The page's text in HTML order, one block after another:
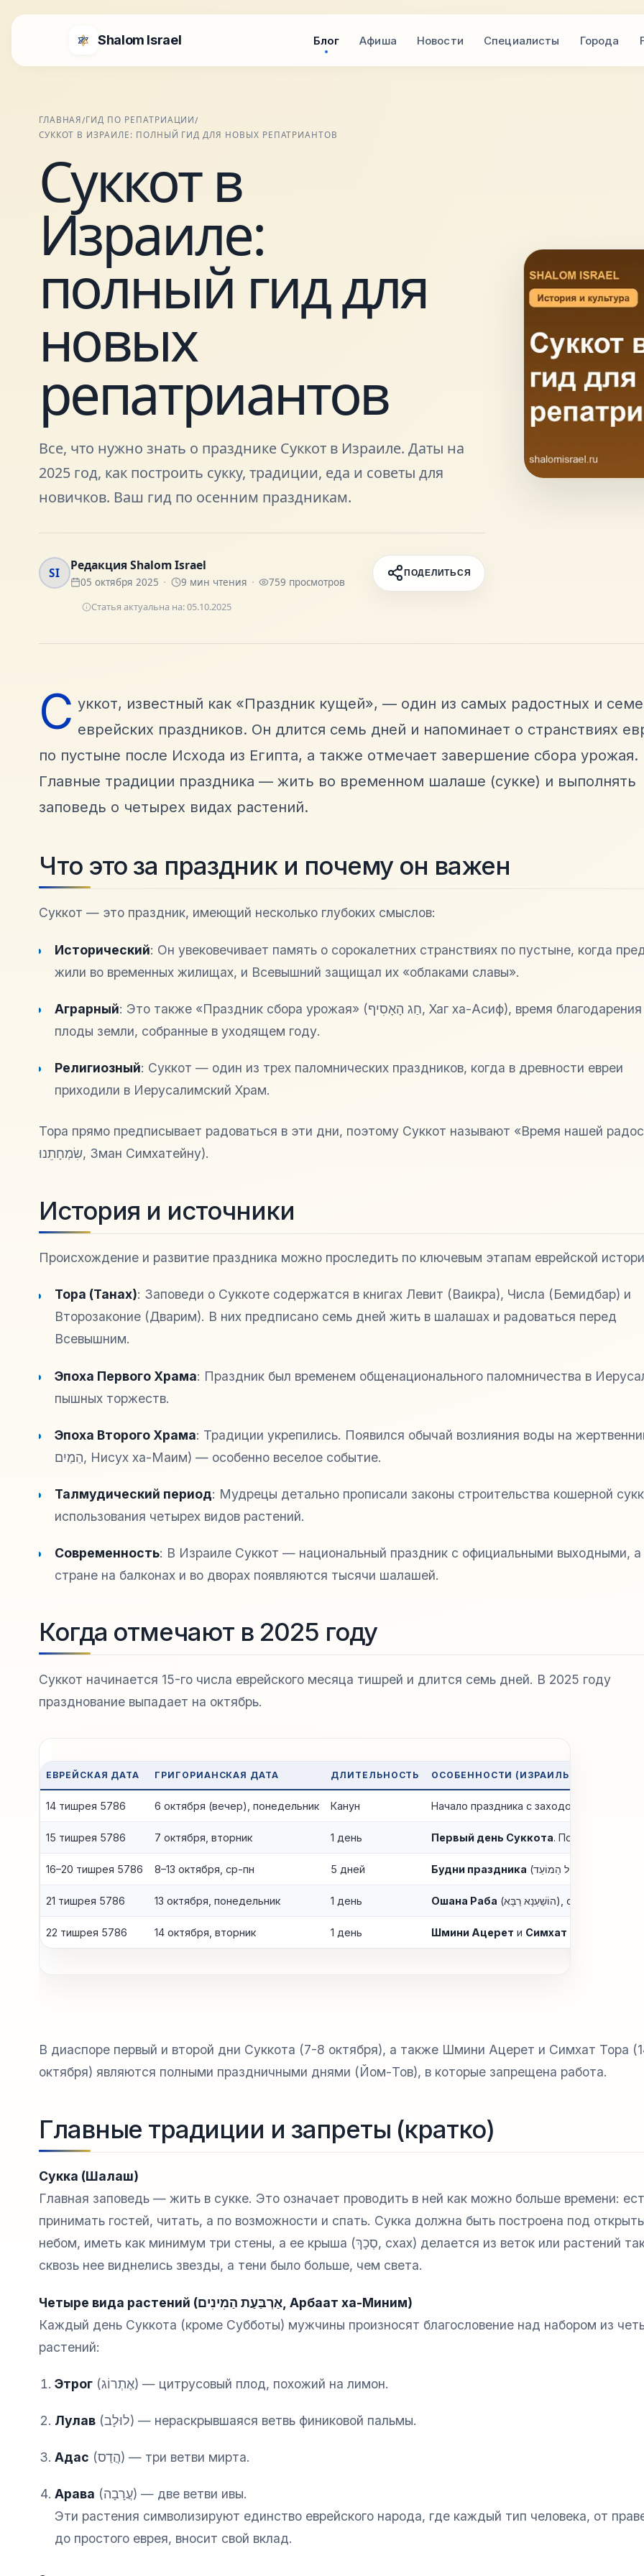
Shalom Israel Блог Афиша Новости Специалисты Города
ГЛАВНАЯ/ГИД ПО РЕПАТРИАЦИИ/
СУККОТ В ИЗРАИЛЕ: ПОЛНЫЙ ГИД ДЛЯ НОВЫХ РЕПАТРИАНТОВ
Суккот в
Израиле:
полный гид для
новых
репатриантов
Все, что нужно знать о празднике Суккот в Израиле. Даты на
2025 год, как построить сукку, традиции, еда и советы для
новичков. Ваш гид по осенним праздникам.
SI Редакция Shalom Israel
05 октября 2025 9 мин чтения 759 просмотров
ПОДЕЛИТЬСЯ
Статья актуальна на:05.10.2025
С уккот, известный как «Праздник кущей», — один из самых радостных и
еврейских праздников. Он длится семь дней и напоминает о странствиях
по пустыне после Исхода из Египта, а также отмечает завершение сбора урожая.
Главные традиции праздника — жить во временном шалаше (сукке) и выполнять
заповедь о четырех видах растений.
Что это за праздник и почему он важен
Суккот — это праздник, имеющий несколько глубоких смыслов:
Исторический: Он увековечивает память о сорокалетних странствиях по пустыне, когда
жили во временных жилищах, и Всевышний защищал их «облаками славы».
Аграрный: Это также «Праздник сбора урожая» (חַג הָאָסִיף,Хаг ха-Асиф), время благодарения
плоды земли, собранные в уходящем году.
Религиозный: Суккот — один из трех паломнических праздников, когда в древности евреи
приходили в Иерусалимский Храм.
Тора прямо предписывает радоваться в эти дни, поэтому Суккот называют «Время нашей
שִׂמְחָתֵנוּ, Зман Симхатейну).
История и источники
Происхождение и развитие праздника можно проследить по ключевым этапам еврейской
Тора (Танах): Заповеди о Суккоте содержатся в книгах Левит (Ваикра), Числа (Бемидбар) и
Второзаконие (Дварим). В них предписано семь дней жить в шалашах и радоваться перед
Всевышним.
Эпоха Первого Храма: Праздник был временем общенационального паломничества в
пышных торжеств.
Эпоха Второго Храма: Традиции укрепились. Появился обычай возлияния воды на
הַמַיִם, Нисух ха-Маим) — особенно веселое событие.
Талмудический период: Мудрецы детально прописали законы строительства кошерной
использования четырех видов растений.
Современность: В Израиле Суккот — национальный праздник с официальными выходными, а
стране на балконах и во дворах появляются тысячи шалашей.
Когда отмечают в 2025 году
Суккот начинается 15-го числа еврейского месяца тишрей и длится семь дней. В 2025 году
празднование выпадает на октябрь.
ЕВРЕЙСКАЯ ДАТА ГРИГОРИАНСКАЯ ДАТА ДЛИТЕЛЬНОСТЬ ОСОБЕННОСТИ (ИЗРАИЛЬ / ДИАСПОРА)
14 тишрея 5786 6 октября (вечер), понедельник Канун Начало праздника с заходом солнца,
15 тишрея 5786 7 октября, вторник 1 день Первый день Суккота. Полный
16–20 тишрея 5786 8–13 октября, ср-пн 5 дней Будни праздника (חוֹל הַמוֹעֵד
21 тишрея 5786 13 октября, понедельник 1 день Ошана Раба (הוֹשַׁעְנָא רַבָּא), седьмой день
22 тишрея 5786 14 октября, вторник 1 день Шмини Ацерет и Симхат Тора
В диаспоре первый и второй дни Суккота (7-8 октября), а также Шмини Ацерет и Симхат Тора
октября) являются полными праздничными днями (Йом-Тов), в которые запрещена работа.
Главные традиции и запреты (кратко)
Сукка (Шалаш)
Главная заповедь — жить в сукке. Это означает проводить в ней как можно больше времени:
принимать гостей, читать, а по возможности и спать. Сукка должна быть построена под
небом, иметь как минимум три стены, а ее крыша (סְכָךְ, схах) делается из веток или растений
сквозь нее виднелись звезды, а тени было больше, чем света.
Четыре вида растений (אַרְבַּעַת הַמִינִים, Арбаат ха-Миним)
Каждый день Суккота (кроме Субботы) мужчины произносят благословение над набором из
растений:
Этрог (אֶתְרוֹג) — цитрусовый плод, похожий на лимон.
Лулав (לוּלָב) — нераскрывшаяся ветвь финиковой пальмы.
Адас (הֲדַס) — три ветви мирта.
Арава (עֲרָבָה) — две ветви ивы.
Эти растения символизируют единство еврейского народа, где каждый тип человека, от
до простого еврея, вносит свой вклад.